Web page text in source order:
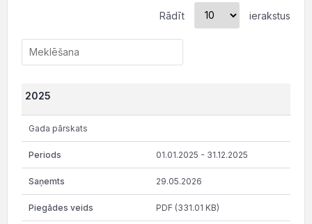
Rādīt ierakstus
2025
Gada pārskats
01.01.2025 - 31.12.2025
29.05.2026
PDF (331.01 KB)